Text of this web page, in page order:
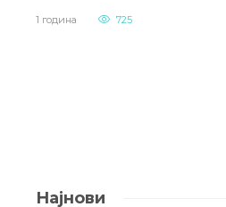
1 година 725
Најнови